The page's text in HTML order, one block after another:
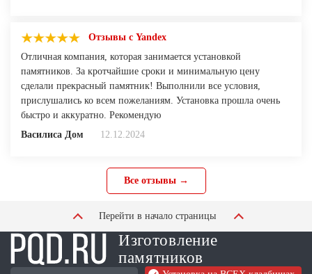
Отзывы с Yandex
Отличная компания, которая занимается установкой
памятников. За кротчайшие сроки и минимальную цену
сделали прекрасный памятник! Выполнили все условия,
прислушались ко всем пожеланиям. Установка прошла очень
быстро и аккуратно. Рекомендую
Василиса Дом
12.12.2024
Все отзывы →
Перейти в начало страницы
Изготовление
памятников